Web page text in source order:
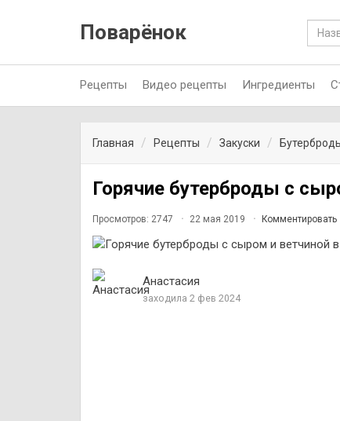
Поварёнок
Рецепты Видео рецепты Ингредиенты
Главная Рецепты Закуски
Горячие бутерброды с
Просмотров: 2747 22 мая 2019 Комментировать
Анастасия
заходила 2 фев 2024